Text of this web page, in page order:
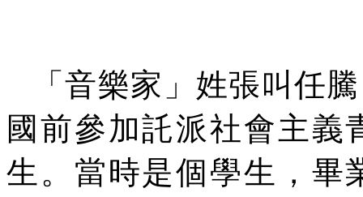
「音樂家」姓張叫任
國前參加託派社會主義
生。當時是個學生，畢